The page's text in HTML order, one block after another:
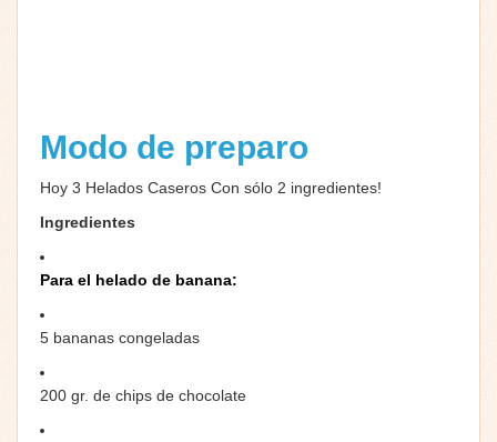
Modo de preparo
Hoy 3 Helados Caseros Con sólo 2 ingredientes!
Ingredientes
Para el helado de banana:
5 bananas congeladas
200 gr. de chips de chocolate